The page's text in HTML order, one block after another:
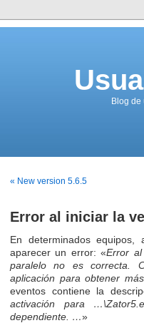
Blog de
« New version 5.6.5
Error al iniciar la
En determinados equipos,
aparecer un error: «Error
paralelo no es correcta.
aplicación para obtener
eventos contiene la
activación para
dependiente. …»